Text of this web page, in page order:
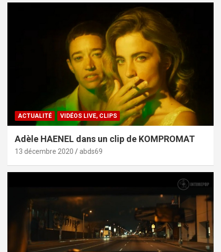
ACTUALITÉ VIDÉOS LIVE, CLIPS
Adèle HAENEL dans un clip de KOMPROMAT
13 décembre 2020 abds69